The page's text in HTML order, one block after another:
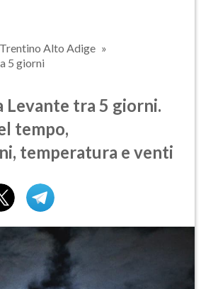
Trentino Alto Adige
5 giorni
Levante tra 5 giorni.
tempo,
temperatura e venti